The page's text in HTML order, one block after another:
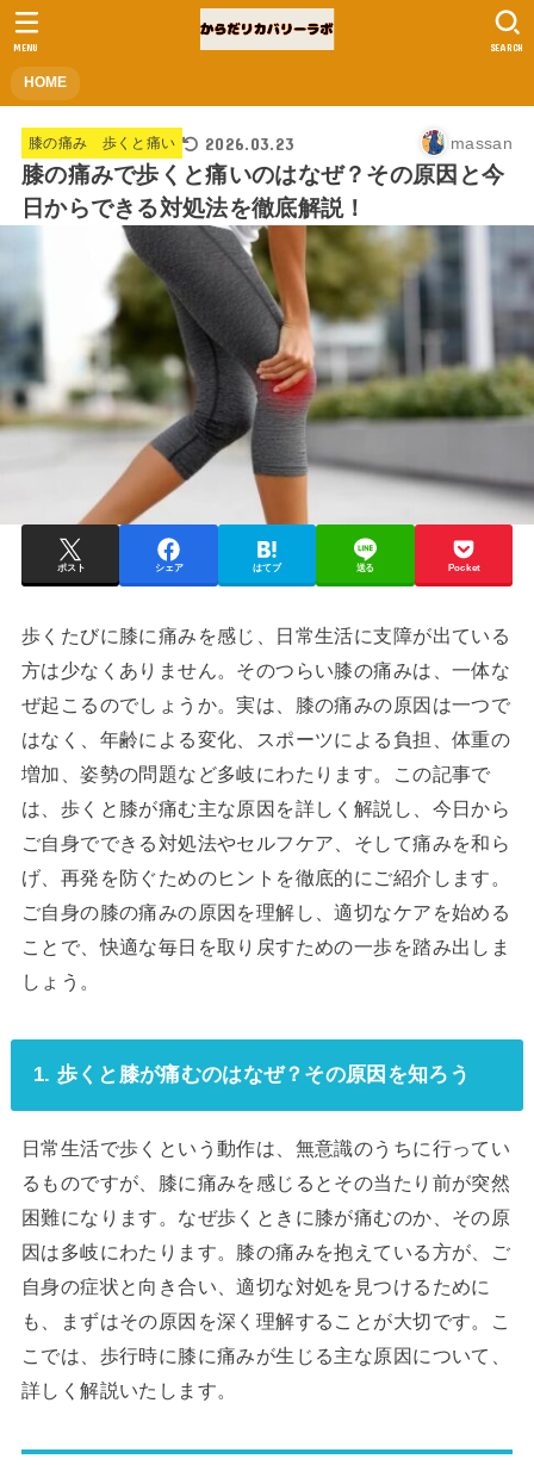
HOME
SEARCH
MENU
膝の痛み 歩くと痛い 2026.03.23 massan
膝の痛みで歩くと痛いのはなぜ？その原因と今
日からできる対処法を徹底解説！
ポスト シェア はてブ 送る Pocket
歩くたびに膝に痛みを感じ、日常生活に支障が出ている
方は少なくありません。そのつらい膝の痛みは、一体な
ぜ起こるのでしょうか。実は、膝の痛みの原因は一つで
はなく、年齢による変化、スポーツによる負担、体重の
増加、姿勢の問題など多岐にわたります。この記事で
は、歩くと膝が痛む主な原因を詳しく解説し、今日から
ご自身でできる対処法やセルフケア、そして痛みを和ら
げ、再発を防ぐためのヒントを徹底的にご紹介します。
ご自身の膝の痛みの原因を理解し、適切なケアを始める
ことで、快適な毎日を取り戻すための一歩を踏み出しま
しょう。
1. 歩くと膝が痛むのはなぜ？その原因を知ろう
日常生活で歩くという動作は、無意識のうちに行ってい
るものですが、膝に痛みを感じるとその当たり前が突然
困難になります。なぜ歩くときに膝が痛むのか、その原
因は多岐にわたります。膝の痛みを抱えている方が、ご
自身の症状と向き合い、適切な対処を見つけるために
も、まずはその原因を深く理解することが大切です。こ
こでは、歩行時に膝に痛みが生じる主な原因について、
詳しく解説いたします。